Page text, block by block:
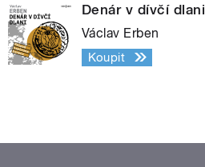
Denár v dívčí dlani
Václav Erben
Koupit